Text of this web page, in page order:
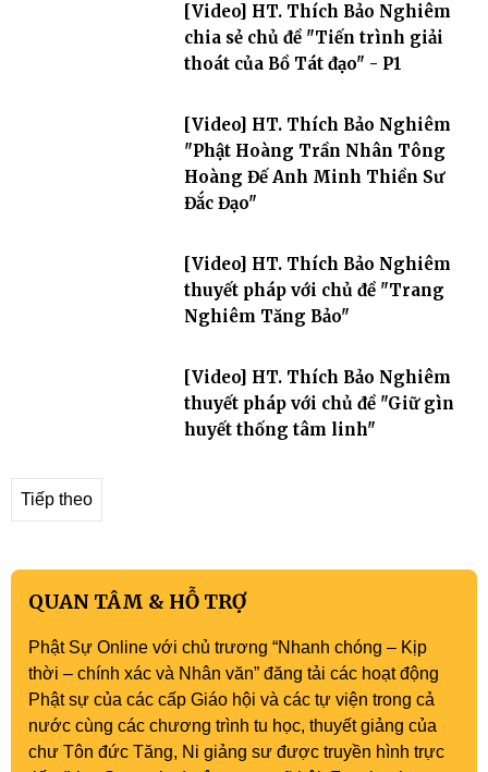
[Video] HT. Thích Bảo Nghiêm
chia sẻ chủ đề "Tiến trình giải
thoát của Bồ Tát đạo" - P1
[Video] HT. Thích Bảo Nghiêm
"Phật Hoàng Trần Nhân Tông
Hoàng Đế Anh Minh Thiền Sư
Đắc Đạo"
[Video] HT. Thích Bảo Nghiêm
thuyết pháp với chủ đề "Trang
Nghiêm Tăng Bảo"
[Video] HT. Thích Bảo Nghiêm
thuyết pháp với chủ đề "Giữ gìn
huyết thống tâm linh"
Tiếp theo
QUAN TÂM & HỖ TRỢ
Phật Sự Online với chủ trương “Nhanh chóng – Kịp
thời – chính xác và Nhân văn” đăng tải các hoạt động
Phật sự của các cấp Giáo hội và các tự viện trong cả
nước cùng các chương trình tu học, thuyết giảng của
chư Tôn đức Tăng, Ni giảng sư được truyền hình trực